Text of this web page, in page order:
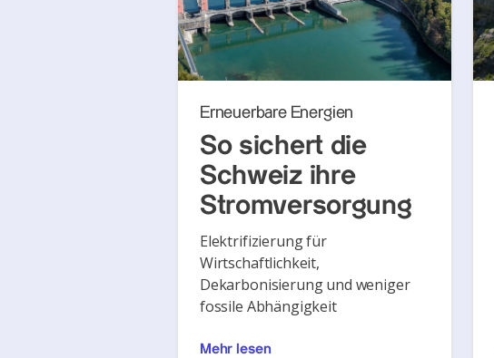
Erneuerbare Energien
So sichert die
Schweiz ihre
Stromversorgung
Elektrifizierung für
Wirtschaftlichkeit,
Dekarbonisierung und weniger
fossile Abhängigkeit
Mehr lesen